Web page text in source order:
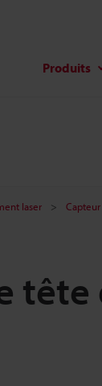
Produits
laser